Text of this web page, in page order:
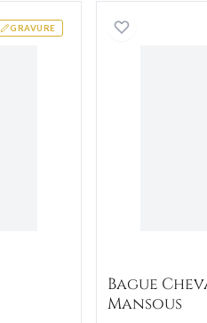
GRAVURE
Amayota
Bague
Mansous